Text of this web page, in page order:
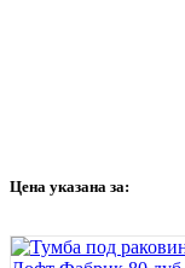
Цена указана за: